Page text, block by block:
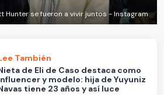
Hunter se fueron a vivir juntos - Instagram
También
de Eli de Caso destaca como
y modelo: hija de Yuyuniz
tiene 23 años y así luce